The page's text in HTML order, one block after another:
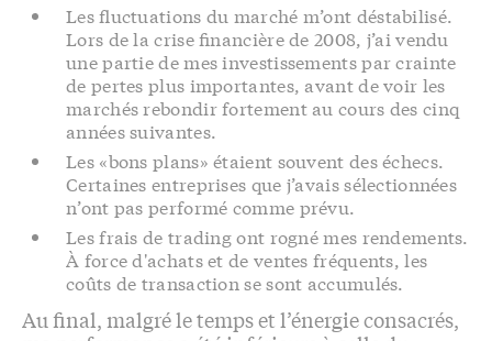
Les fluctuations du marché m’ont déstabilisé.
Lors de la crise financière de 2008, j’ai vendu
une partie de mes investissements par crainte
de pertes plus importantes, avant de voir les
marchés rebondir fortement au cours des cinq
années suivantes.
Les «bons plans» étaient souvent des échecs.
Certaines entreprises que j’avais sélectionnées
n’ont pas performé comme prévu.
Les frais de trading ont rogné mes rendements.
À force d'achats et de ventes fréquents, les
coûts de transaction se sont accumulés.
Au final, malgré le temps et l’énergie consacrés,